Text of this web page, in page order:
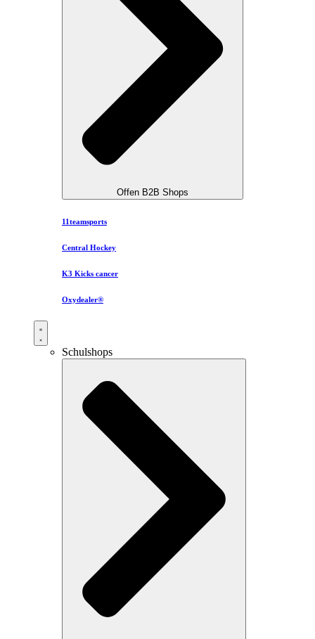
Offen B2B Shops
11teamsports
Central Hockey
K3 Kicks cancer
Oxydealer®
Schulshops